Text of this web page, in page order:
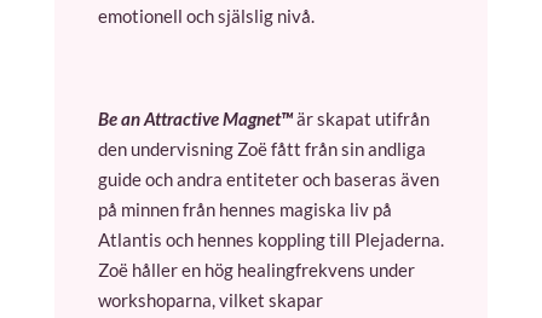
emotionell och själslig nivå.
Be an Attractive Magnet™är skapat utifrån
den undervisning Zoë fått från sin andliga
guide och andra entiteter och baseras även
på minnen från hennes magiska liv på
Atlantis och hennes koppling till Plejaderna.
Zoë håller en hög healingfrekvens under
workshoparna, vilket skapar